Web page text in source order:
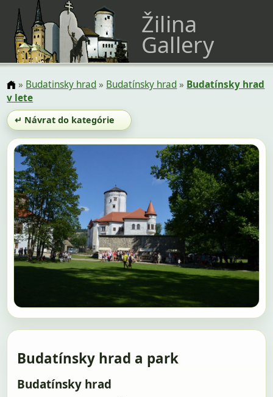
Žilina
Gallery
» Budatinsky hrad» Budatínsky hrad» Budatínsky hrad
v lete
↵ Návrat do kategórie
Budatínsky hrad a park
Budatínsky hrad